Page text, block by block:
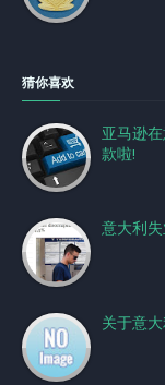
猜你喜欢
亚马逊
款啦!
意大利
关于意